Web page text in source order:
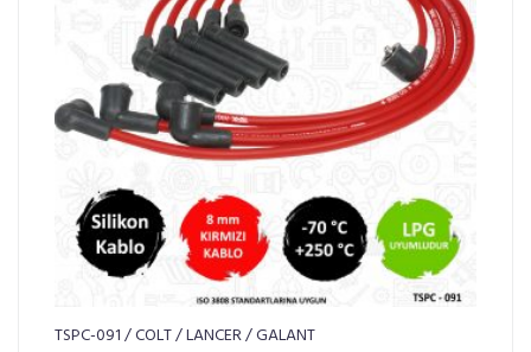
TSPC-091 / COLT / LANCER / GALANT